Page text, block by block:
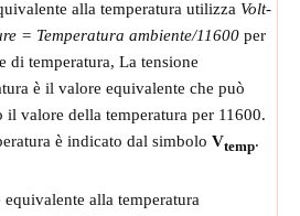
alla temperatura utilizza Volt-
= Temperatura ambiente/11600 per
di temperatura, La tensione
è il valore equivalente che può
il valore della temperatura per 11600.
è indicato dal simbolo Vtemp.
alla temperatura